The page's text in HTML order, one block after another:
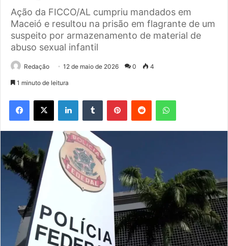
Ação da FICCO/AL cumpriu mandados em
Maceió e resultou na prisão em flagrante de um
suspeito por armazenamento de material de
abuso sexual infantil
Redação 12 de maio de 2026 0 4
1 minuto de leitura
Facebook
X LinkedinTumblr PinterestReddit WhatsApp